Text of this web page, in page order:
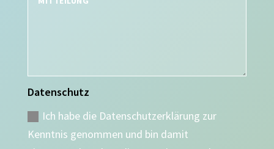
Datenschutz
Ich habe die Datenschutzerklärung zur
Kenntnis genommen und bin damit